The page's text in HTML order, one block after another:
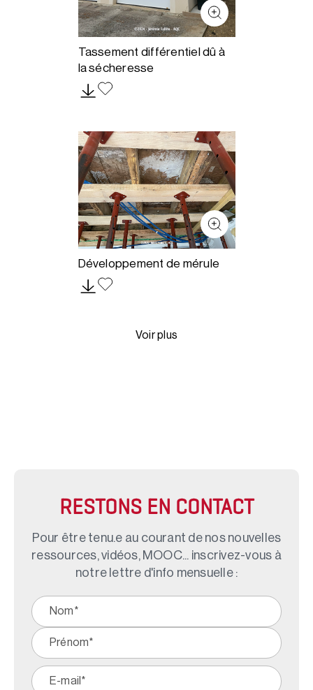
Tassement différentiel dû à
la sécheresse
Développement de mérule
Voir plus
RESTONS EN CONTACT
Pour être tenu.e au courant de nos nouvelles
ressources, vidéos, MOOC... inscrivez-vous à
notre lettre d'info mensuelle :